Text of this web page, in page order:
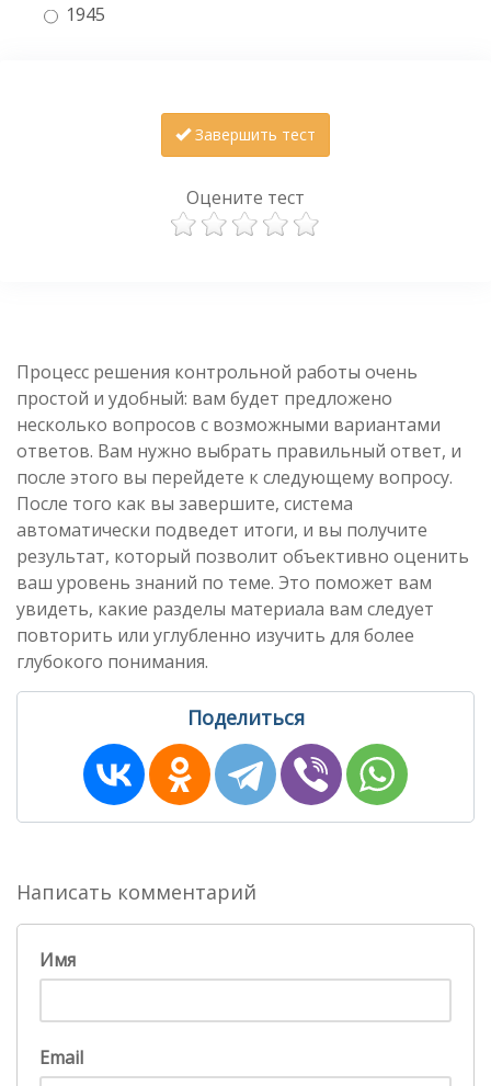
1945
Завершить тест
Оцените тест
Процесс решения контрольной работы очень
простой и удобный: вам будет предложено
несколько вопросов с возможными вариантами
ответов. Вам нужно выбрать правильный ответ, и
после этого вы перейдете к следующему вопросу.
После того как вы завершите, система
автоматически подведет итоги, и вы получите
результат, который позволит объективно оценить
ваш уровень знаний по теме. Это поможет вам
увидеть, какие разделы материала вам следует
повторить или углубленно изучить для более
глубокого понимания.
Поделиться
Написать комментарий
Имя
Email